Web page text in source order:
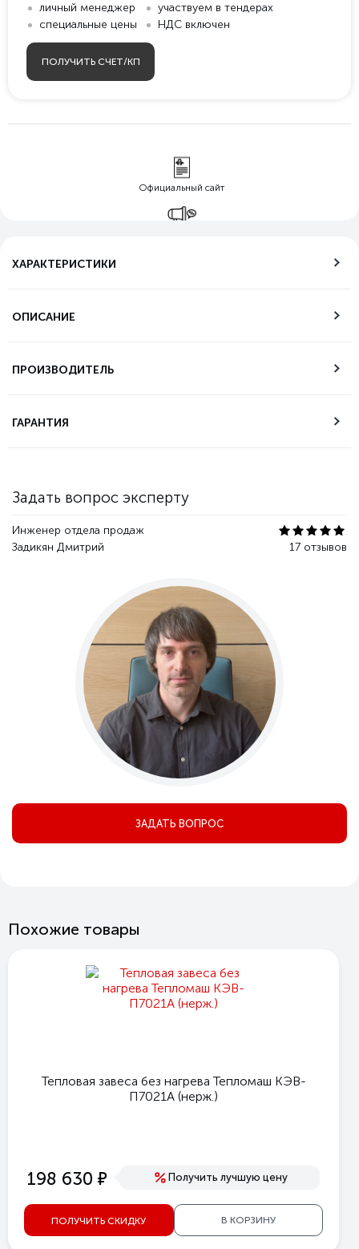
личный менеджер
специальные цены
участвуем в тендерах
НДС включен
ПОЛУЧИТЬ СЧЕТ/КП
Официальный сайт
Задать вопрос эксперту
Инженер отдела продаж
Задикян Дмитрий
17 отзывов
ЗАДАТЬ ВОПРОС
ХАРАКТЕРИСТИКИ
ОПИСАНИЕ
ПРОИЗВОДИТЕЛЬ
ГАРАНТИЯ
Похожие товары
Тепловая завеса без нагрева Тепломаш КЭВ-
П7021А (нерж.)
198 630 е Получить лучшую цену
ПОЛУЧИТЬ СКИДКУ В КОРЗИНУ